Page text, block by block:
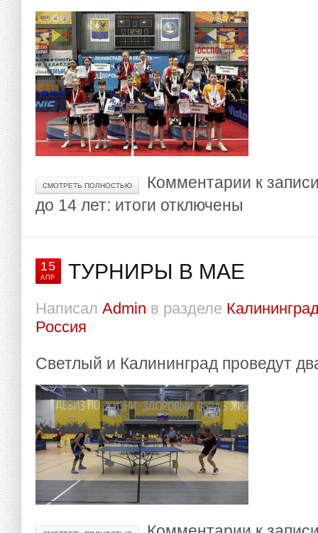
СМОТРЕТЬ ПОЛНОСТЬЮ Комментарии к
до 14 лет: итоги отключены
15
АПР ТУРНИРЫ В МАЕ
Написал Admin в разделе
Россия
Светлый и Калининград проведут